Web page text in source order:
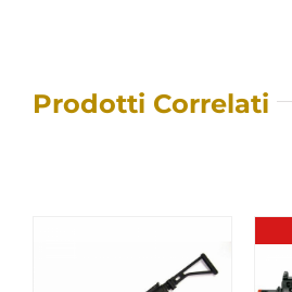
Prodotti Correlati